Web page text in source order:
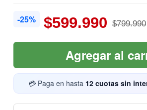
-25% $599.990 $799.990
Agregar al
💳 Paga en hasta 12 cuotas sin